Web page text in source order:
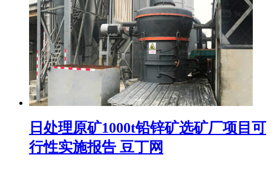
日处理原矿1000t铅锌矿选矿厂项目可
行性实施报告 豆丁网